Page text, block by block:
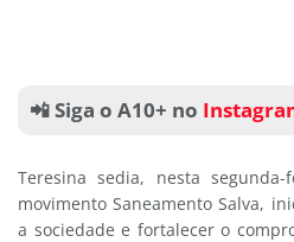
📲 Siga o A10+ no
Teresina sedia, nesta
movimento Saneamento Salva,
a sociedade e fortalecer o